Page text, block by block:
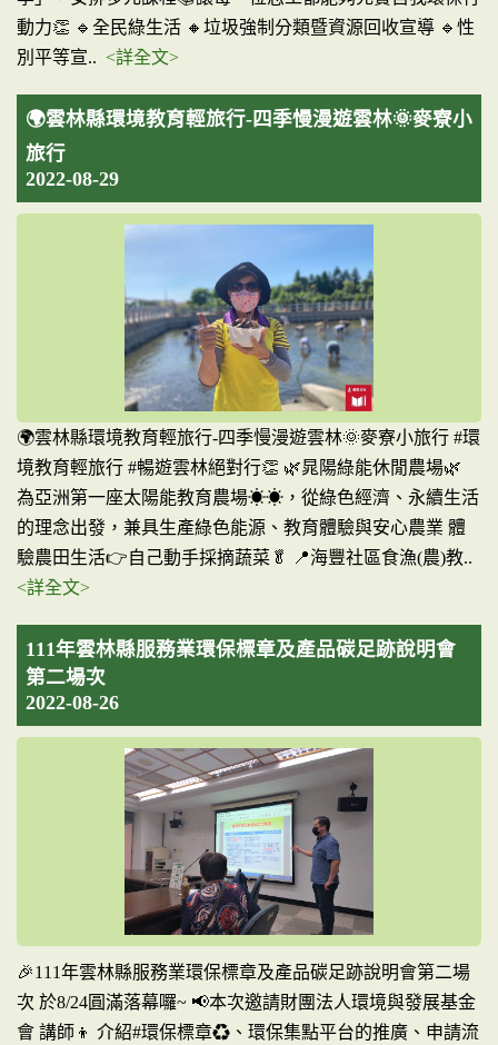
動力👏 🔹全民綠生活 🔸垃圾強制分類暨資源回收宣導 🔹性
別平等宣.. <詳全文>
🌍雲林縣環境教育輕旅行-四季慢漫遊雲林🌞麥寮小
旅行
2022-08-29
🌍雲林縣環境教育輕旅行-四季慢漫遊雲林🌞麥寮小旅行 #環
境教育輕旅行 #暢遊雲林絕對行👏 🌿晁陽綠能休閒農場🌿
為亞洲第一座太陽能教育農場☀︎☀︎，從綠色經濟、永續生活
的理念出發，兼具生產綠色能源、教育體驗與安心農業 體
驗農田生活👉自己動手採摘蔬菜🥬 📍海豐社區食漁(農)教..
<詳全文>
111年雲林縣服務業環保標章及產品碳足跡說明會
第二場次
2022-08-26
🎉111年雲林縣服務業環保標章及產品碳足跡說明會第二場
次 於8/24圓滿落幕囉~ 📢本次邀請財團法人環境與發展基金
會 講師👦 介紹#環保標章♻、環保集點平台的推廣、申請流